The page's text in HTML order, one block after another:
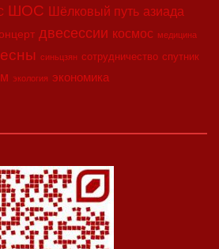
ШОС Шёлковый путь азиада
двесессии космос медицина
синьцзян сотрудничество спутник
экология экономика